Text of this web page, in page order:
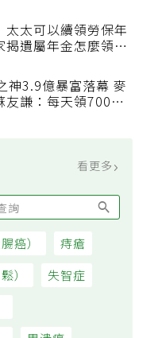
太太可以續領勞保年
揭遺屬年金怎麼領，
神3.9億暴富落幕 麥
友謙：每天領700元
看更多
癌）
痔瘡
）
失智症